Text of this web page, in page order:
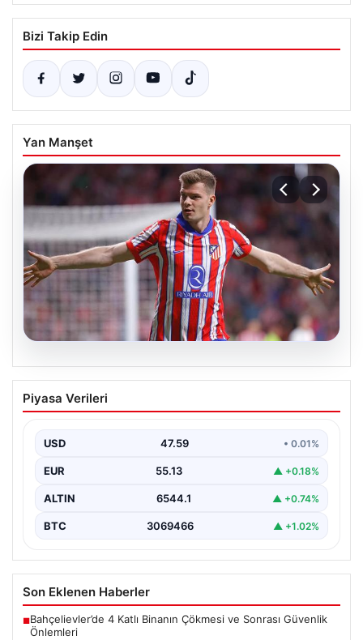
Bizi Takip Edin
Yan Manşet
05.08.2026
Sörloth Transfer Yarışında Fenerbahçe
ve Beşiktaş Mücadelesi
sahne olurken, Süper Lig’in iki büyük devi,…
Piyasa Verileri
USD 47.59 • 0.01%
EUR 55.13 ▲ +0.18%
ALTIN 6544.1 ▲ +0.74%
BTC 3069466 ▲ +1.02%
Son Eklenen Haberler
■Bahçelievler’de 4 Katlı Binanın Çökmesi ve Sonrası Güvenlik
Önlemleri